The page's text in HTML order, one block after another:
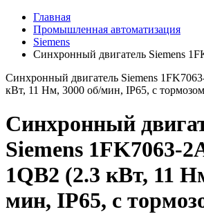
Главная
Промышленная автоматизация
Siemens
Синхронный двигатель Siemens
Синхронный двигатель Siemens
кВт, 11 Нм, 3000 об/мин, IP65, с
Синхронный
Siemens 1FK7063-
1QB2 (2.3 кВт, 11
мин, IP65, с